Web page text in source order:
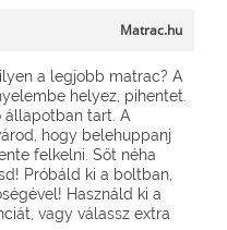
Matrac.hu
a legjobb matrac? A
helyez, pihentet.
állapotban tart. A
hogy belehuppanj
felkelni. Sőt néha
Próbáld ki a boltban,
Használd ki a
vagy válassz extra